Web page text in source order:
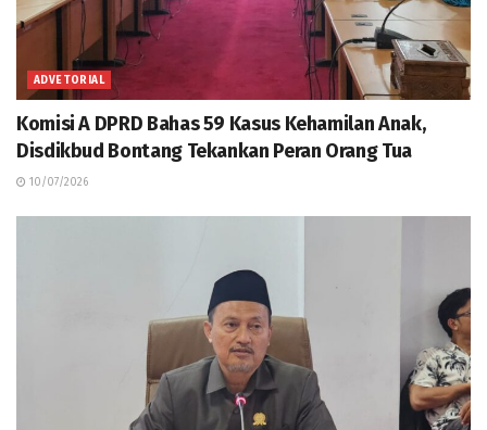
ADVETORIAL
Komisi A DPRD Bahas 59 Kasus Kehamilan Anak,
Disdikbud Bontang Tekankan Peran Orang Tua
10/07/2026